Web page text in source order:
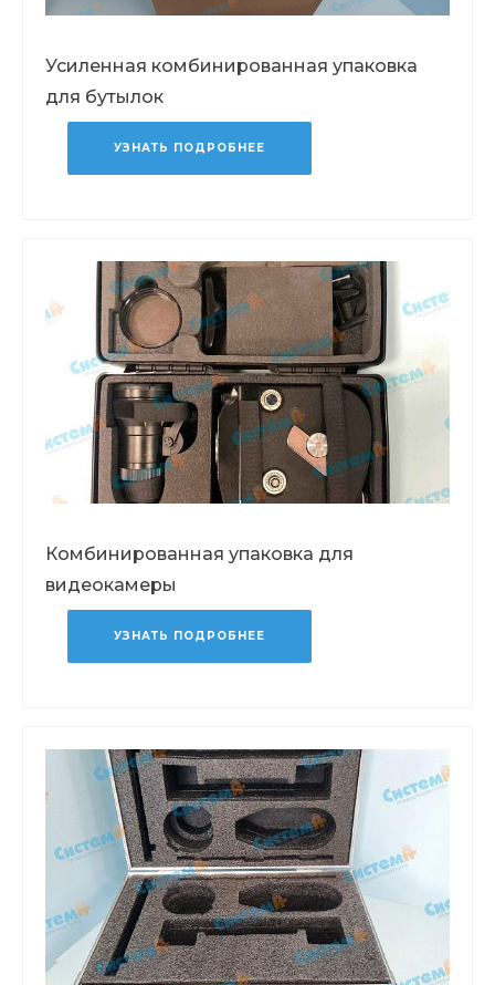
Усиленная комбинированная упаковка
для бутылок
УЗНАТЬ ПОДРОБНЕЕ
Комбинированная упаковка для
видеокамеры
УЗНАТЬ ПОДРОБНЕЕ